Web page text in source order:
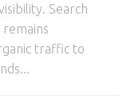
Search
remains
traffic to